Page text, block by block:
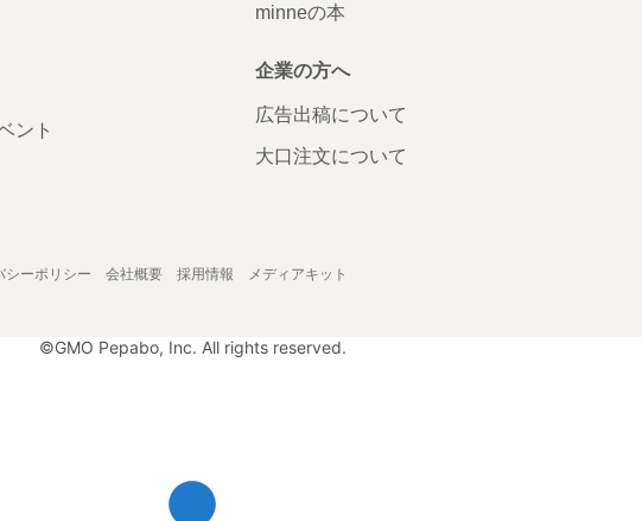
ント
minneの本
企業の方へ
広告出稿について
大口注文について
シーポリシー 会社概要 採用情報 メディアキット
©GMO Pepabo, Inc. All rights reserved.